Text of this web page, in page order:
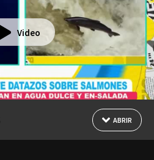
Video
ABRIR